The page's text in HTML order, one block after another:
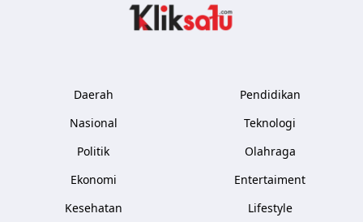
Daerah
Nasional
Politik
Ekonomi
Kesehatan
Pendidikan
Teknologi
Olahraga
Entertaiment
Lifestyle